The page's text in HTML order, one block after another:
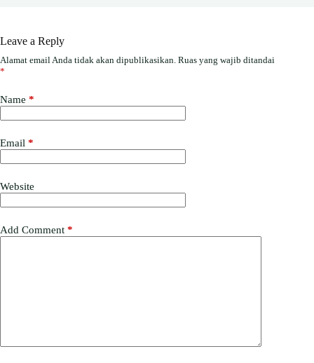
Leave a Reply
Alamat email Anda tidak akan dipublikasikan. Ruas yang wajib ditandai
*
Name *
Email *
Website
Add Comment *